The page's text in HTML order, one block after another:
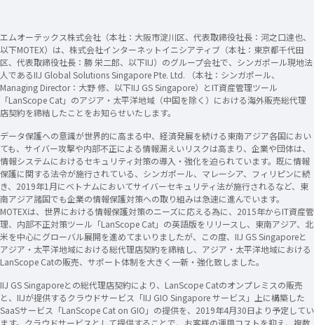
エムオーテックス株式会社（本社：大阪市淀川区、代表取締役社長：河之口達也、
以下MOTEX）は、株式会社インターネットイニシアティブ（本社：東京都千代田
区、代表取締役社長：勝 栄二郎、以下IIJ）のグループ会社で、シンガポール現地法
人であるIIJ Global Solutions Singapore Pte. Ltd. （本社：シンガポール、
Managing Director：大野 修、以下IIJ GS Singapore）とIT資産管理ツール
「LanScope Cat」のアジア・太平洋地域（中国を除く）における海外販売総代理
店契約を締結したことをお知らせいたします。
データ保護への意識が世界的に高まる中、経済発展を続ける東南アジア各国におい
ても、サイバー攻撃や内部不正による情報漏えいリスクは高まり、企業や団体は、
情報システムにおけるセキュリティ対策の導入・強化を迫られています。既に情報
保護に関する法令が施行されている、シンガポール、マレーシア、フィリピンに続
き、2019年1月にベトナムにおいてサイバーセキュリティ法が施行されるなど、東
南アジア諸国でも企業の情報保護対策への取り組みは急速に進んでいます。
MOTEXは、世界における情報保護対策のニーズに応える為に、2015年からIT資産管
理、内部不正対策ツール「LanScope Cat」の英語版をリリースし、東南アジア、北
米を中心にグローバル展開を進めてまいりましたが、この度、IIJ GS Singaporeと
アジア・太平洋地域における総代理店契約を締結し、アジア・太平洋地域における
LanScope Catの販売、サポート体制を大きく一新・強化致しました。
IIJ GS Singaporeとの総代理店契約により、LanScope Catのオンプレミスの販売
と、IIJが提供するクラウドサービス「IIJ GIO Singapore サービス」上に構築した
SaaSサービス「LanScope Cat on GIO」の提供を、2019年4月30日より予定してい
ます。クラウドサービスとして提供することで、お客様の運用コストを抑え、複数